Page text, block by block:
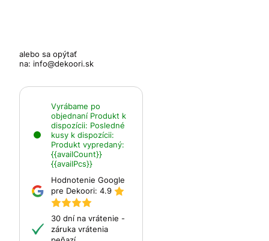
alebo sa opýtať
na: info@dekoori.sk
Vyrábame po
objednaní Produkt k
dispozícii: Posledné
kusy k dispozícii:
Produkt vypredaný:
{{availCount}}
{{availPcs}}
Hodnotenie Google
pre Dekoori: 4.9
30 dní na vrátenie -
záruka vrátenia